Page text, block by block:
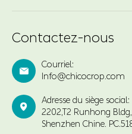
Contactez-nous

Courriel:
Info@chicocrop.com

Adresse du siège social:
2202,T2 Runhong
Shenzhen Chine.